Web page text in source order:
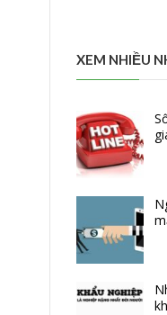
XEM NHIỀU